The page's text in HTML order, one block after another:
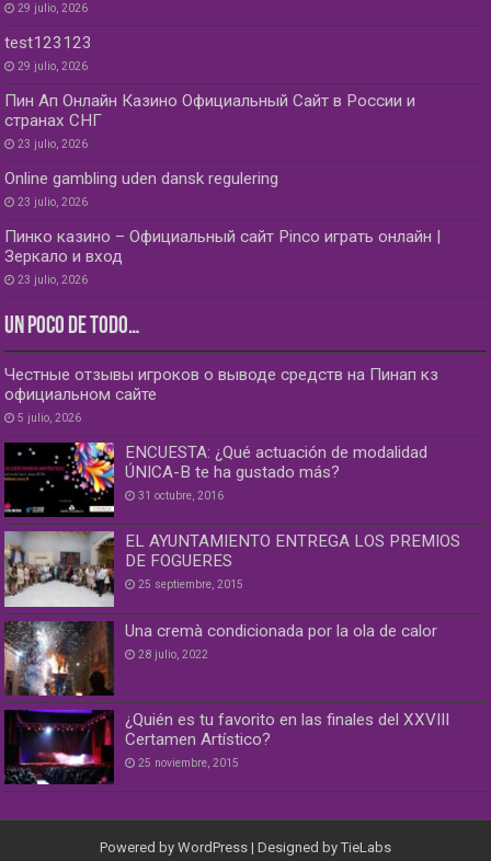
29 julio, 2026
test123123
29 julio, 2026
Пин Ап Онлайн Казино Официальный Сайт в России и
странах СНГ
23 julio, 2026
Online gambling uden dansk regulering
23 julio, 2026
Пинко казино – Официальный сайт Pinco играть онлайн |
Зеркало и вход
23 julio, 2026
UN POCO DE TODO…
Честные отзывы игроков о выводе средств на Пинап кз
официальном сайте
5 julio, 2026
ENCUESTA: ¿Qué actuación de modalidad
ÚNICA-B te ha gustado más?
31 octubre, 2016
EL AYUNTAMIENTO ENTREGA LOS PREMIOS
DE FOGUERES
25 septiembre, 2015
Una cremà condicionada por la ola de calor
28 julio, 2022
¿Quién es tu favorito en las finales del XXVIII
Certamen Artístico?
25 noviembre, 2015
Powered by WordPress | Designed by TieLabs